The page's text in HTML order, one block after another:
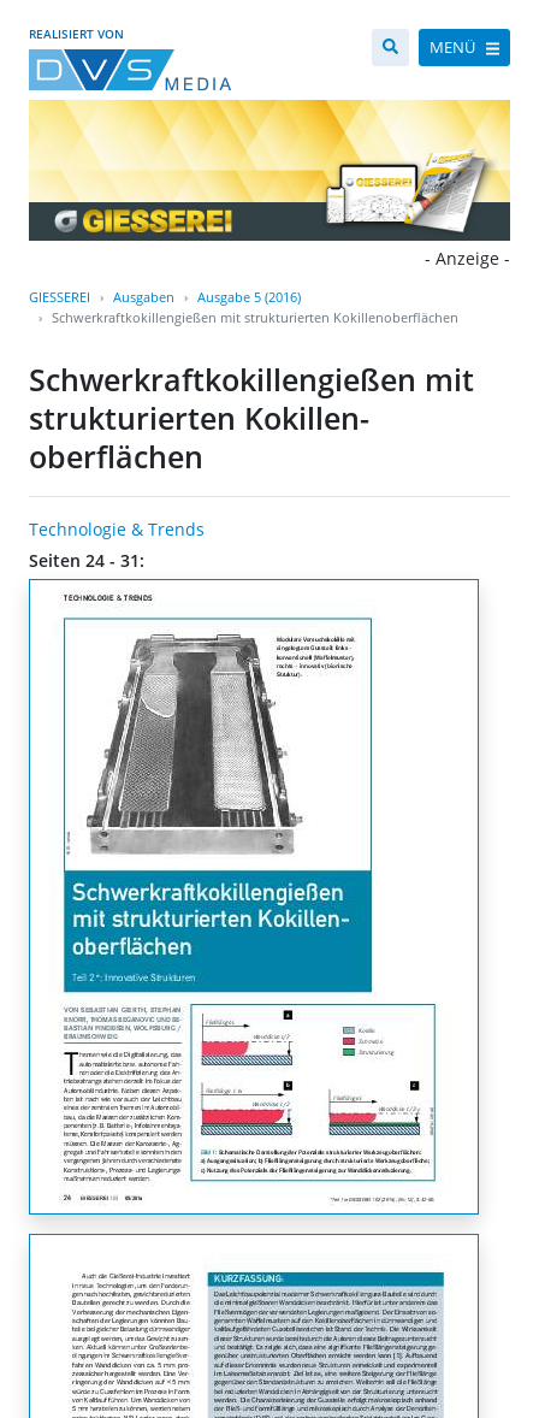
REALISIERT VON
MENÜ
- Anzeige -
GIESSEREI Ausgaben
Ausgabe 5 (2016)
Schwerkraftkokillengießen mit strukturierten Kokillen­oberflächen
Schwerkraftkokillengießen mit
strukturierten Kokillen­
oberflächen
Technologie & Trends
Seiten 24 - 31: